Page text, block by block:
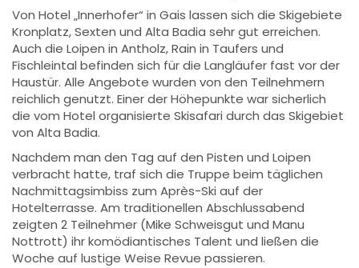
Von Hotel „Innerhofer“ in Gais lassen sich die Skigebiete
Kronplatz, Sexten und Alta Badia sehr gut erreichen.
Auch die Loipen in Antholz, Rain in Taufers und
Fischleintal befinden sich für die Langläufer fast vor der
Haustür. Alle Angebote wurden von den Teilnehmern
reichlich genutzt. Einer der Höhepunkte war sicherlich
die vom Hotel organisierte Skisafari durch das Skigebiet
von Alta Badia.
Nachdem man den Tag auf den Pisten und Loipen
verbracht hatte, traf sich die Truppe beim täglichen
Nachmittagsimbiss zum Après-Ski auf der
Hotelterrasse. Am traditionellen Abschlussabend
zeigten 2 Teilnehmer (Mike Schweisgut und Manu
Nottrott) ihr komödiantisches Talent und ließen die
Woche auf lustige Weise Revue passieren.